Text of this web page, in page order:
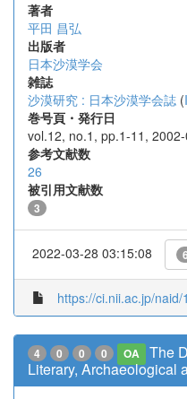
著者
平田 昌弘
出版者
日本沙漠学会
雑誌
沙漠研究 : 日本沙漠学会誌 (
巻号頁・発行日
vol.12, no.1, pp.1-11,
参考文献数
26
被引用文献数
3
2022-03-28 03:15:08
https://ci.nii.ac.jp/
4 0 0 0 OA
The
Literary, Archaeological